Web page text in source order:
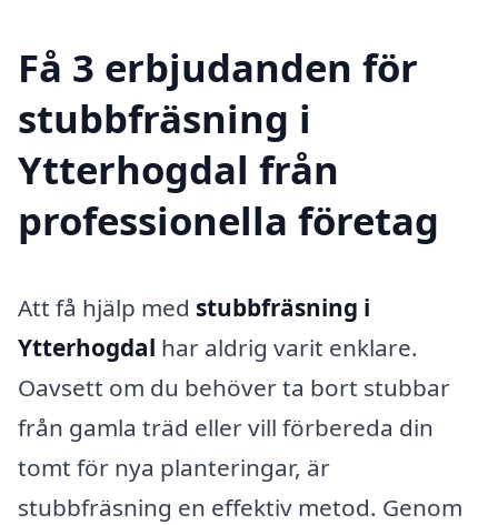
Få 3 erbjudanden för
stubbfräsning i
Ytterhogdal från
professionella företag
Att få hjälp med stubbfräsning i
Ytterhogdal har aldrig varit enklare.
Oavsett om du behöver ta bort stubbar
från gamla träd eller vill förbereda din
tomt för nya planteringar, är
stubbfräsning en effektiv metod. Genom